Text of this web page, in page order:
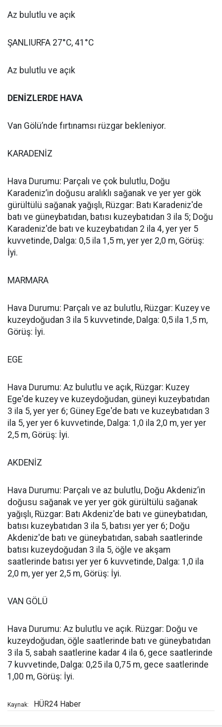
Az bulutlu ve açık
ŞANLIURFA 27°C, 41°C
Az bulutlu ve açık
DENİZLERDE HAVA
Van Gölü’nde fırtınamsı rüzgar bekleniyor.
KARADENİZ
Hava Durumu: Parçalı ve çok bulutlu, Doğu
Karadeniz’in doğusu aralıklı sağanak ve yer yer gök
gürültülü sağanak yağışlı, Rüzgar: Batı Karadeniz'de
batı ve güneybatıdan, batısı kuzeybatıdan 3 ila 5; Doğu
Karadeniz'de batı ve kuzeybatıdan 2 ila 4, yer yer 5
kuvvetinde, Dalga: 0,5 ila 1,5 m, yer yer 2,0 m, Görüş:
İyi.
MARMARA
Hava Durumu: Parçalı ve az bulutlu, Rüzgar: Kuzey ve
kuzeydoğudan 3 ila 5 kuvvetinde, Dalga: 0,5 ila 1,5 m,
Görüş: İyi.
EGE
Hava Durumu: Az bulutlu ve açık, Rüzgar: Kuzey
Ege'de kuzey ve kuzeydoğudan, güneyi kuzeybatıdan
3 ila 5, yer yer 6; Güney Ege'de batı ve kuzeybatıdan 3
ila 5, yer yer 6 kuvvetinde, Dalga: 1,0 ila 2,0 m, yer yer
2,5 m, Görüş: İyi.
AKDENİZ
Hava Durumu: Parçalı ve az bulutlu, Doğu Akdeniz’in
doğusu sağanak ve yer yer gök gürültülü sağanak
yağışlı, Rüzgar: Batı Akdeniz'de batı ve güneybatıdan,
batısı kuzeybatıdan 3 ila 5, batısı yer yer 6; Doğu
Akdeniz'de batı ve güneybatıdan, sabah saatlerinde
batısı kuzeydoğudan 3 ila 5, öğle ve akşam
saatlerinde batısı yer yer 6 kuvvetinde, Dalga: 1,0 ila
2,0 m, yer yer 2,5 m, Görüş: İyi.
VAN GÖLÜ
Hava Durumu: Az bulutlu ve açık. Rüzgar: Doğu ve
kuzeydoğudan, öğle saatlerinde batı ve güneybatıdan
3 ila 5, sabah saatlerine kadar 4 ila 6, gece saatlerinde
7 kuvvetinde, Dalga: 0,25 ila 0,75 m, gece saatlerinde
1,00 m, Görüş: İyi.
Kaynak: HÜR24 Haber